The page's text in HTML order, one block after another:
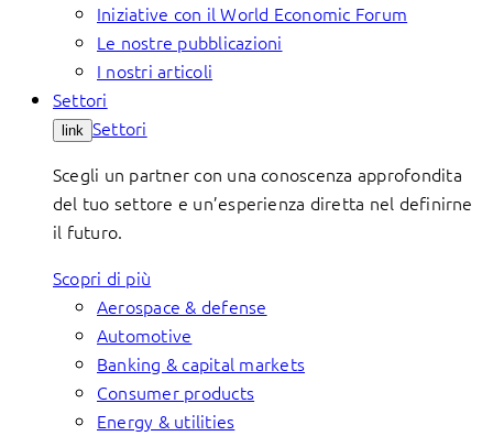
Iniziative con il World Economic Forum
Le nostre pubblicazioni
I nostri articoli
Settori
link Settori
Scegli un partner con una conoscenza approfondita
del tuo settore e un’esperienza diretta nel definirne
il futuro.
Scopri di più
Aerospace & defense
Automotive
Banking & capital markets
Consumer products
Energy & utilities